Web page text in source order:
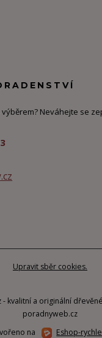
Neváhejte se
Upravit sběr cookies.
kvalitní a originální
poradnyweb.cz
na
Eshop-